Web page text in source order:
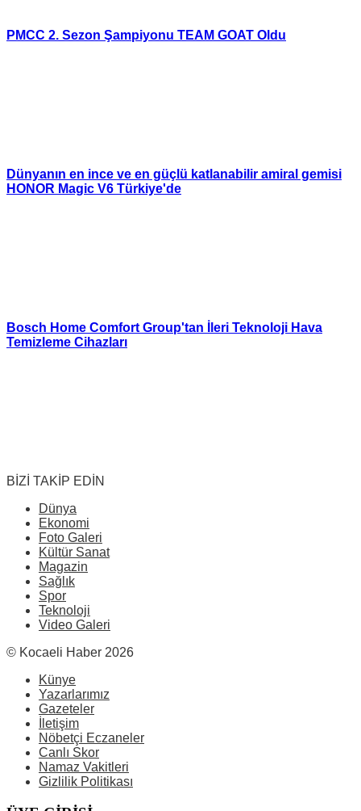
PMCC 2. Sezon Şampiyonu TEAM GOAT Oldu
Dünyanın en ince ve en güçlü katlanabilir amiral gemisi
HONOR Magic V6 Türkiye'de
Bosch Home Comfort Group'tan İleri Teknoloji Hava
Temizleme Cihazları
BİZİ TAKİP EDİN
Dünya
Ekonomi
Foto Galeri
Kültür Sanat
Magazin
Sağlık
Spor
Teknoloji
Video Galeri
© Kocaeli Haber 2026
Künye
Yazarlarımız
Gazeteler
İletişim
Nöbetçi Eczaneler
Canlı Skor
Namaz Vakitleri
Gizlilik Politikası